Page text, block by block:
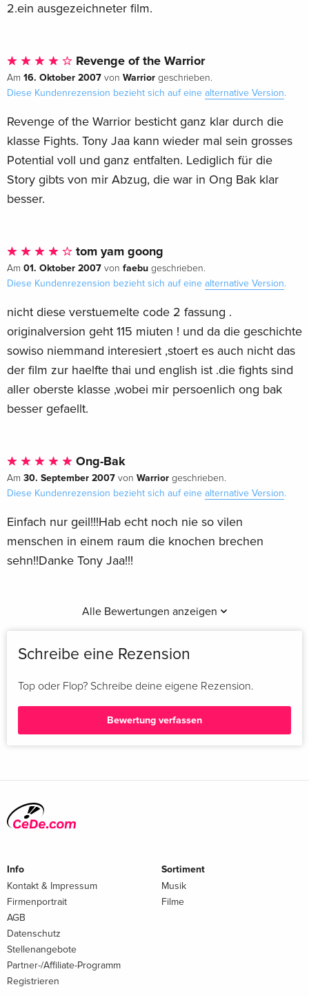
2.ein ausgezeichneter film.
Revenge of the Warrior
Am 16. Oktober 2007 von Warrior geschrieben.
Diese Kundenrezension bezieht sich auf eine alternative Version.
Revenge of the Warrior besticht ganz klar durch die
klasse Fights. Tony Jaa kann wieder mal sein grosses
Potential voll und ganz entfalten. Lediglich für die
Story gibts von mir Abzug, die war in Ong Bak klar
besser.
tom yam goong
Am 01. Oktober 2007 von faebu geschrieben.
Diese Kundenrezension bezieht sich auf eine alternative Version.
nicht diese verstuemelte code 2 fassung .
originalversion geht 115 miuten ! und da die geschichte
sowiso niemmand interesiert ,stoert es auch nicht das
der film zur haelfte thai und english ist .die fights sind
aller oberste klasse ,wobei mir persoenlich ong bak
besser gefaellt.
Ong-Bak
Am 30. September 2007 von Warrior geschrieben.
Diese Kundenrezension bezieht sich auf eine alternative Version.
Einfach nur geil!!!Hab echt noch nie so vilen
menschen in einem raum die knochen brechen
sehn!!Danke Tony Jaa!!!
Alle Bewertungen anzeigen
Schreibe eine Rezension
Top oder Flop? Schreibe deine eigene Rezension.
Bewertung verfassen
Info
Kontakt & Impressum
Firmenportrait
AGB
Datenschutz
Stellenangebote
Partner-/Affiliate-Programm
Registrieren
Sortiment
Musik
Filme